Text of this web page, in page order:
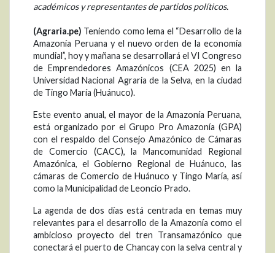
académicos y representantes de partidos políticos.
(Agraria.pe) Teniendo como lema el “Desarrollo de la
Amazonía Peruana y el nuevo orden de la economía
mundial”, hoy y mañana se desarrollará el VI Congreso
de Emprendedores Amazónicos (CEA 2025) en la
Universidad Nacional Agraria de la Selva, en la ciudad
de Tingo María (Huánuco).
Este evento anual, el mayor de la Amazonía Peruana,
está organizado por el Grupo Pro Amazonía (GPA)
con el respaldo del Consejo Amazónico de Cámaras
de Comercio (CACC), la Mancomunidad Regional
Amazónica, el Gobierno Regional de Huánuco, las
cámaras de Comercio de Huánuco y Tingo María, así
como la Municipalidad de Leoncio Prado.
La agenda de dos días está centrada en temas muy
relevantes para el desarrollo de la Amazonía como el
ambicioso proyecto del tren Transamazónico que
conectará el puerto de Chancay con la selva central y